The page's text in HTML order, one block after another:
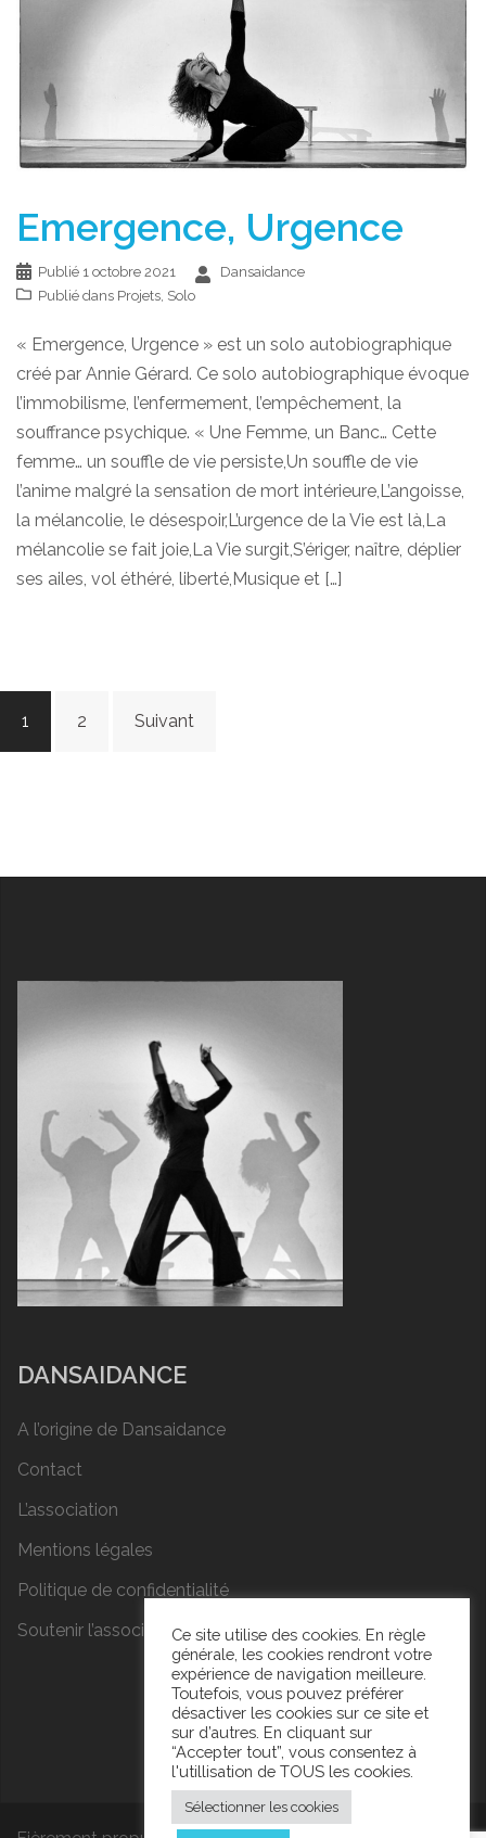
Emergence, Urgence
Publié 1 octobre 2021
Dansaidance
Publié dans Projets, Solo
« Emergence, Urgence » est un solo autobiographique
créé par Annie Gérard. Ce solo autobiographique évoque
l’immobilisme, l’enfermement, l’empêchement, la
souffrance psychique. « Une Femme, un Banc… Cette
femme… un souffle de vie persiste,Un souffle de vie
l’anime malgré la sensation de mort intérieure,L’angoisse,
la mélancolie, le désespoir,L’urgence de la Vie est là,La
mélancolie se fait joie,La Vie surgit,S’ériger, naître, déplier
ses ailes, vol éthéré, liberté,Musique et […]
Pagination
des
1 2 Suivant
DANSAIDANCE
A l’origine de Dansaidance
Contact
L’association
Mentions légales
Politique de confidentialité
Soutenir l’associationCe site utilise des cookies. En règle
générale, les cookies rendront votre
expérience de navigation meilleure.
Toutefois, vous pouvez préférer
désactiver les cookies sur ce site et
sur d’autres. En cliquant sur
“Accepter tout”, vous consentez à
l'utillisation de TOUS les cookies.
Sélectionner les cookies